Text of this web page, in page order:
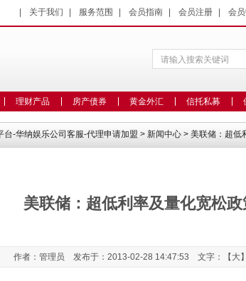
理财产品 房产债券 黄金外汇 信托私募
关于我们 服务范围 会员指南 会员注册 会
台-华纳娱乐公司客服-代理申请加盟 > 新闻中心 > 美联储：超低
美联储：超低利率及量化宽松
作者：管理员 发布于：2013-02-28 14:47:53 文字：【 大